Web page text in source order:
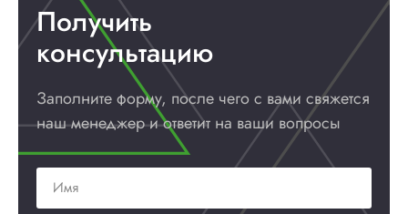
Получить
консультацию
Заполните форму, после чего с вами свяжется
наш менеджер и ответит на ваши вопросы